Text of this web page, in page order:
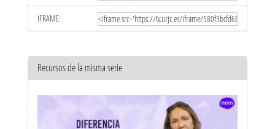
IFRAME:
Recursos de la misma serie